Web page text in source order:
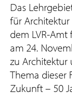
Das
für
dem LVR-
am 24.
zu Architektur
Thema dieser
Zukunft – 50